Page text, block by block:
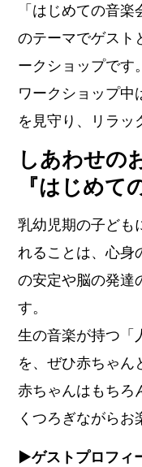
「はじめての音
のテーマでゲスト
ークショップです。
ワークショップ中
を見守り、リラッ
しあわせの
『はじめて
乳幼児期の子ども
れることは、心身
の安定や脳の発達
す。
生の音楽が持つ「
を、ぜひ赤ちゃん
赤ちゃんはもちろ
くつろぎながらお
▶︎ゲストプロフィ